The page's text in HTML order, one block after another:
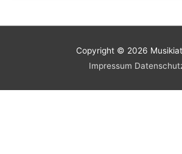
Copyright © 2026
Impressum